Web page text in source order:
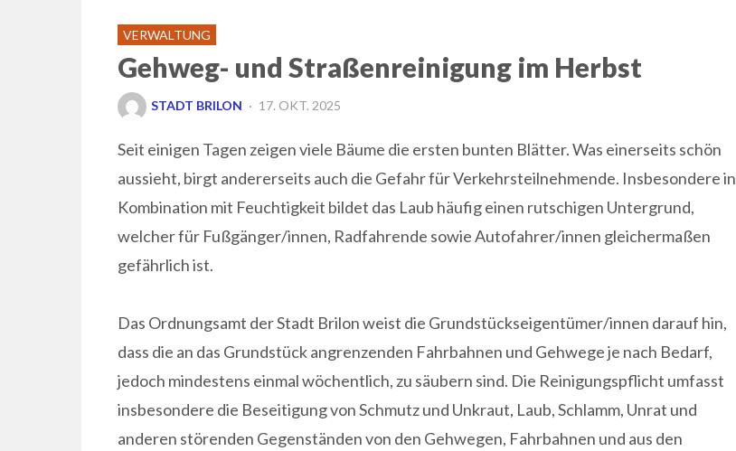
VERWALTUNG
Gehweg- und Straßenreinigung im Herbst
STADT BRILON
POSTED
17. OKT. 2025
Seit einigen Tagen zeigen viele Bäume die ersten bunten Blätter. Was einerseits schön
aussieht, birgt andererseits auch die Gefahr für Verkehrsteilnehmende. Insbesondere in
Kombination mit Feuchtigkeit bildet das Laub häufig einen rutschigen Untergrund,
welcher für Fußgänger/innen, Radfahrende sowie Autofahrer/innen gleichermaßen
gefährlich ist.
Das Ordnungsamt der Stadt Brilon weist die Grundstückseigentümer/innen darauf hin,
dass die an das Grundstück angrenzenden Fahrbahnen und Gehwege je nach Bedarf,
jedoch mindestens einmal wöchentlich, zu säubern sind. Die Reinigungspflicht umfasst
insbesondere die Beseitigung von Schmutz und Unkraut, Laub, Schlamm, Unrat und
anderen störenden Gegenständen von den Gehwegen, Fahrbahnen und aus den